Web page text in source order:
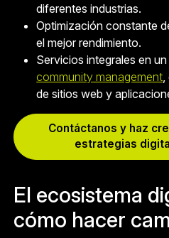
diferentes industrias.
Optimización constante
el mejor rendimiento.
Servicios integrales en
community management
de sitios web y
Contáctanos y haz
estrategias
El ecosistema
cómo hacer